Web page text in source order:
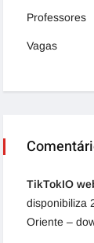
Professores
Vagas
TikTokIO
disponibiliza
Oriente –